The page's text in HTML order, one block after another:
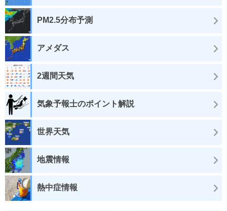
PM2.5分布予測
アメダス
2週間天気
気象予報士のポイント解説
世界天気
地震情報
熱中症情報